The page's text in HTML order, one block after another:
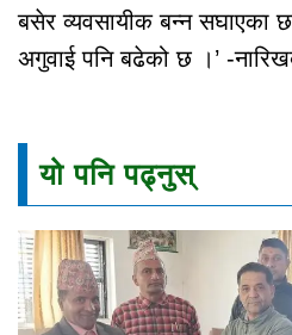
बसेर व्यवसायीक बन्न सघाएका
अगुवाई पनि बढेको छ ।’ -
यो पनि पढ्नुस्